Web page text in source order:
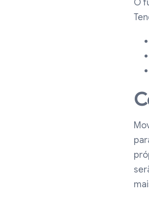
O